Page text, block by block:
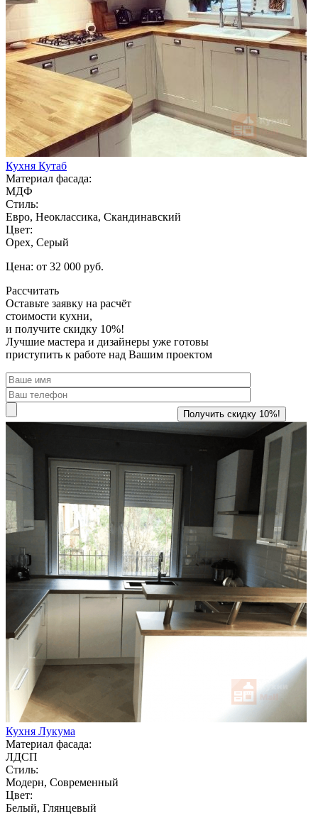
Кухня Кутаб
Материал фасада:
МДФ
Стиль:
Евро, Неоклассика, Скандинавский
Цвет:
Орех, Серый
Цена: от 32 000 руб.
Рассчитать
Оставьте заявку на расчёт
стоимости кухни,
и получите скидку 10%!
Лучшие мастера и дизайнеры уже готовы
приступить к работе над Вашим проектом
Кухня Лукума
Материал фасада:
ЛДСП
Стиль:
Модерн, Современный
Цвет:
Белый, Глянцевый